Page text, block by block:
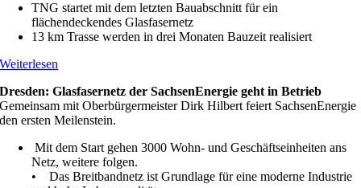
TNG startet mit dem letzten Bauabschnitt für ein
flächendeckendes Glasfasernetz
13 km Trasse werden in drei Monaten Bauzeit realisiert
Weiterlesen
Dresden: Glasfasernetz der SachsenEnergie geht in Betrieb
Gemeinsam mit Oberbürgermeister Dirk Hilbert feiert SachsenEnergie
den ersten Meilenstein.
Mit dem Start gehen 3000 Wohn- und Geschäftseinheiten ans
Netz, weitere folgen.
• Das Breitbandnetz ist Grundlage für eine moderne Industrie